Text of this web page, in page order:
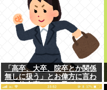
「高卒、大卒、院卒とか関係
無しに扱う」とお偉方に言わ
れた修士卒の女の子が...